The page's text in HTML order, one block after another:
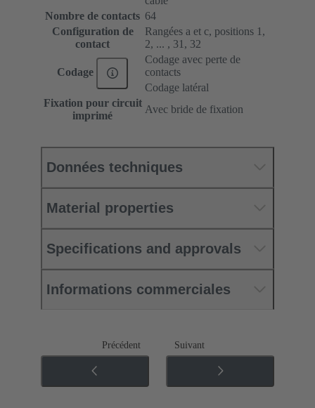
Nombre de contacts 64
Configuration de
contact
Rangées a et c, positions 1,
2, ... , 31, 32
Codage
Codage avec perte de
contacts
Codage latéral
Fixation pour circuit
imprimé
Avec bride de fixation
Données techniques
Material properties
Specifications and approvals
Informations commerciales
Précédent Suivant